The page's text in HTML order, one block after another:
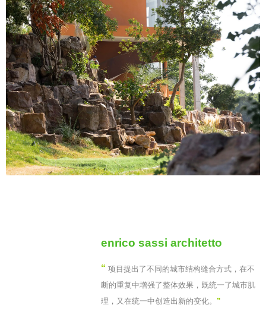
enrico sassi architetto
“ 项目提出了不同的城市结构缝合方式，在不
断的重复中增强了整体效果，既统一了城市肌
理，又在统一中创造出新的变化。 ”